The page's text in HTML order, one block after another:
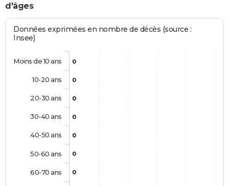
d'âges
Données exprimées en nombre de décès (source :
Insee)
0
0
0
0
0
0
0
Moins de 10 ans
10-20 ans
20-30 ans
30-40 ans
40-50 ans
50-60 ans
60-70 ans